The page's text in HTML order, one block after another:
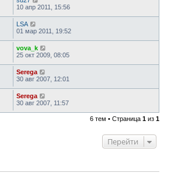
10 апр 2011, 15:56
LSA
01 мар 2011, 19:52
vova_k
25 окт 2009, 08:05
Serega
30 авг 2007, 12:01
Serega
30 авг 2007, 11:57
6 тем • Страница 1 из 1
Перейти